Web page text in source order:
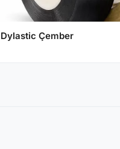
Dylastic Çember